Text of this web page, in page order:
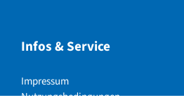
Infos & Service
Impressum
Nutzungsbedingungen